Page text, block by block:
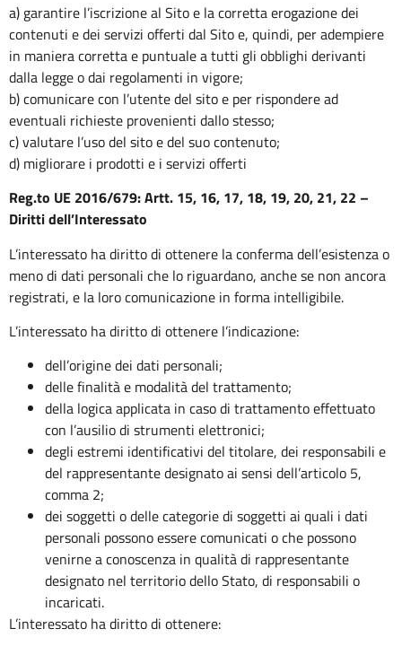
a) garantire l’iscrizione al Sito e la corretta erogazione dei
contenuti e dei servizi offerti dal Sito e, quindi, per adempiere
in maniera corretta e puntuale a tutti gli obblighi derivanti
dalla legge o dai regolamenti in vigore;
b) comunicare con l’utente del sito e per rispondere ad
eventuali richieste provenienti dallo stesso;
c) valutare l’uso del sito e del suo contenuto;
d) migliorare i prodotti e i servizi offerti
Reg.to UE 2016/679: Artt. 15, 16, 17, 18, 19, 20, 21, 22 –
Diritti dell’Interessato
L’interessato ha diritto di ottenere la conferma dell’esistenza o
meno di dati personali che lo riguardano, anche se non ancora
registrati, e la loro comunicazione in forma intelligibile.
L’interessato ha diritto di ottenere l’indicazione:
dell’origine dei dati personali;
delle finalità e modalità del trattamento;
della logica applicata in caso di trattamento effettuato
con l’ausilio di strumenti elettronici;
degli estremi identificativi del titolare, dei responsabili e
del rappresentante designato ai sensi dell’articolo 5,
comma 2;
dei soggetti o delle categorie di soggetti ai quali i dati
personali possono essere comunicati o che possono
venirne a conoscenza in qualità di rappresentante
designato nel territorio dello Stato, di responsabili o
incaricati.
L’interessato ha diritto di ottenere: